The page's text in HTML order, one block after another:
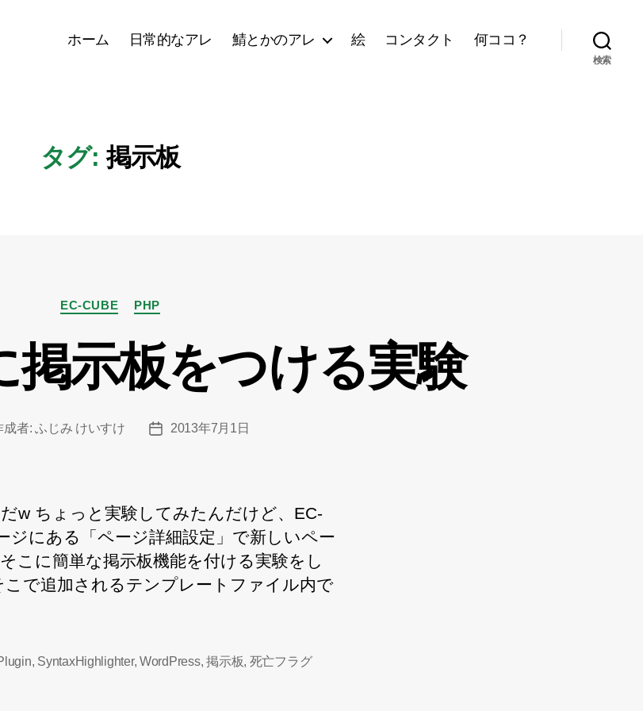
ホーム 日常的なアレ 鯖とかのアレ 絵 コンタクト 何ココ？
検索
タグ: 掲示板
カ
テ
リ
ー
EC-CUBE PHP
掲示板をつける実験
成者:ふじみ けいすけ
投
2013年7月1日
w ちょっと実験してみたんだけど、EC-
ジにある「ページ詳細設定」で新しいペー
こに簡単な掲示板機能を付ける実験をし
こで追加されるテンプレートファイル内で
, SyntaxHighlighter,WordPress,掲示板, 死亡フラグ